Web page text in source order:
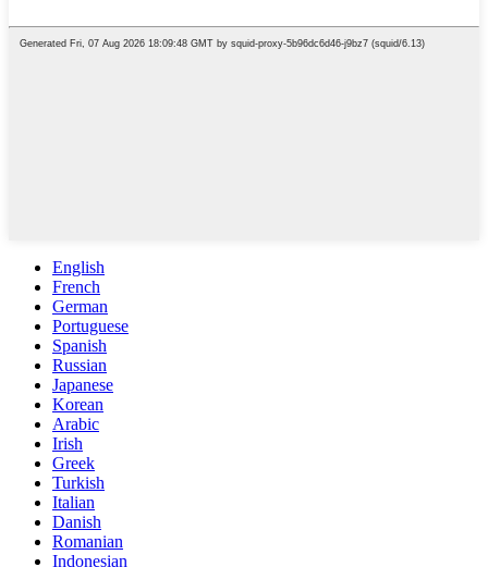
English
French
German
Portuguese
Spanish
Russian
Japanese
Korean
Arabic
Irish
Greek
Turkish
Italian
Danish
Romanian
Indonesian